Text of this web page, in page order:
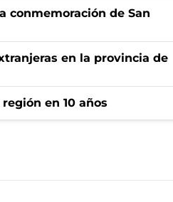
conmemoración de San
en la provincia de
en 10 años